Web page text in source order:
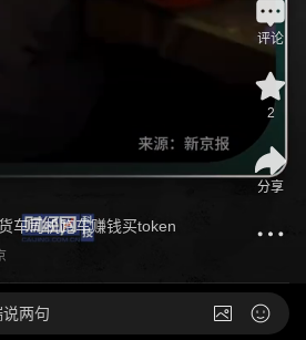
车司机跑车赚钱买token
评论
2
分享
两句